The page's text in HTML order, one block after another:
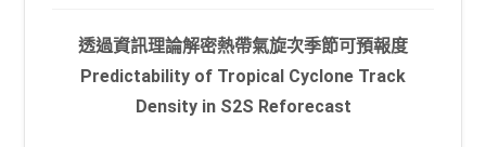
透過資訊理論解密熱帶氣旋次季節可預報度
Predictability of Tropical Cyclone Track
Density in S2S Reforecast